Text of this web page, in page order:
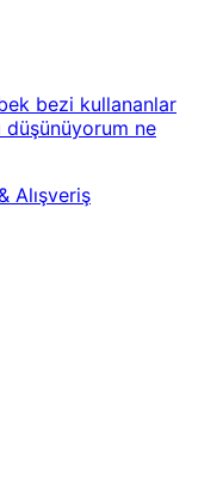
bezi kullananlar
düşünüyorum ne
Alışveriş